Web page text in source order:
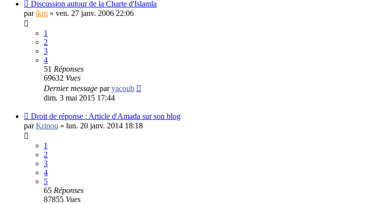
Discussion autour de la Charte d'Islamla
parlkm » ven. 27 janv. 2006 22:06
1
2
3
4
51 Réponses
69632 Vues
Dernier message paryacoub
dim. 3 mai 2015 17:44
Droit de réponse : Article d'Amada sur son blog
parKrinou » lun. 20 janv. 2014 18:18
1
2
3
4
5
65 Réponses
87855 Vues